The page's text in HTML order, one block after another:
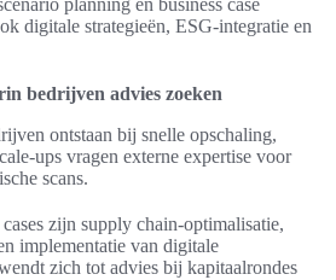
planning en business case
digitale strategieën, ESG-integratie en
bedrijven advies zoeken
ontstaan bij snelle opschaling,
ups vragen externe expertise voor
scans.
zijn supply chain-optimalisatie,
implementatie van digitale
zich tot advies bij kapitaalrondes